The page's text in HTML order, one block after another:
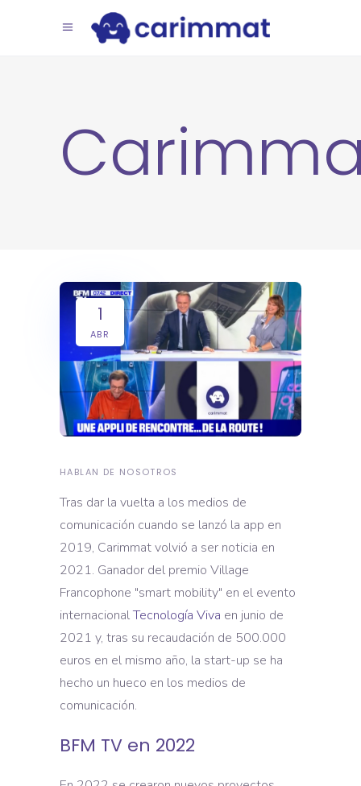
1
ABR
HABLAN DE NOSOTROS
Tras dar la vuelta a los medios de
comunicación cuando se lanzó la app en
2019, Carimmat volvió a ser noticia en
2021. Ganador del premio Village
Francophone "smart mobility" en el evento
internacionalTecnología Viva en junio de
2021 y, tras su recaudación de 500.000
euros en el mismo año, la start-up se ha
hecho un hueco en los medios de
comunicación.
BFM TV en 2022